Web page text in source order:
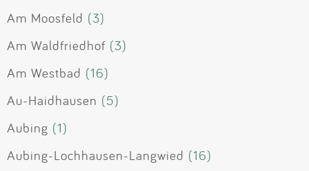
Am Moosfeld (3)
Am Waldfriedhof (3)
Am Westbad (16)
Au-Haidhausen (5)
Aubing (1)
Aubing-Lochhausen-Langwied (16)